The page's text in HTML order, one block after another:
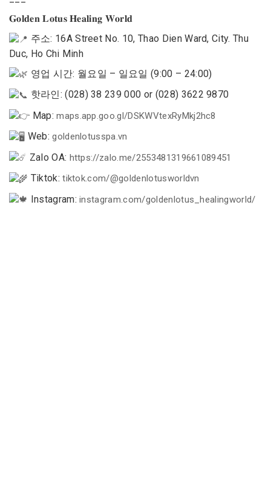
𝐆𝐨𝐥𝐝𝐞𝐧 𝐋𝐨𝐭𝐮𝐬 𝐇𝐞𝐚𝐥𝐢𝐧𝐠 𝐖𝐨𝐫𝐥𝐝
주소: 16A Street No. 10, Thao Dien Ward, City. Thu
Duc, Ho Chi Minh
영업 시간: 월요일 – 일요일 (9:00 – 24:00)
핫라인: (028) 38 239 000 or (028) 3622 9870
Map:maps.app.goo.gl/DSKWVtexRyMkj2hc8
Web:goldenlotusspa.vn
Zalo OA: https://zalo.me/2553481319661089451
Tiktok:tiktok.com/@goldenlotusworldvn
Instagram:instagram.com/goldenlotus_healingworld/